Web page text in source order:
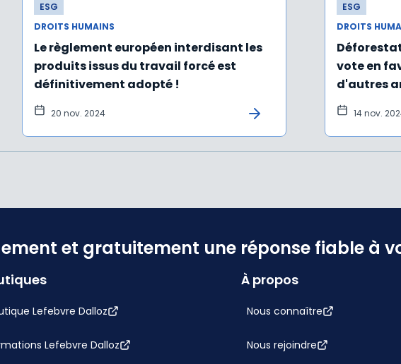
ESG
DROITS HUMAINS
Le règlement européen interdisant les
produits issus du travail forcé est
définitivement adopté !
20 nov. 2024
ESG
DROITS
vote en
d'autres
14 nov.
et gratuitement une réponse fiable à
Lefebvre Dalloz
Lefebvre Dalloz
À propos
Nous connaître
Nous rejoindre